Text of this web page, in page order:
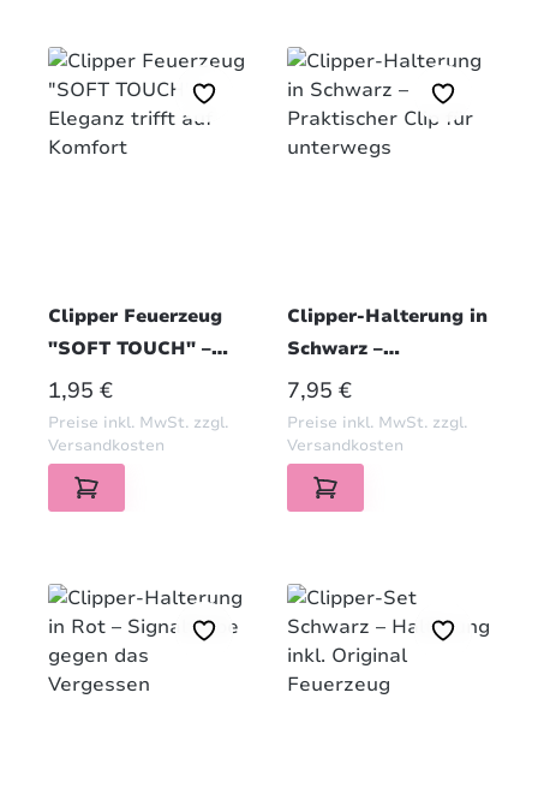
Clipper Feuerzeug
"SOFT TOUCH" –
Eleganz trifft auf
Komfort
REGULÄRER PREIS:
1,95 €
Preise inkl. MwSt. zzgl.
Versandkosten
Clipper-Halterung in
Schwarz –
Praktischer Clip für
unterwegs
REGULÄRER PREIS:
7,95 €
Preise inkl. MwSt. zzgl.
Versandkosten